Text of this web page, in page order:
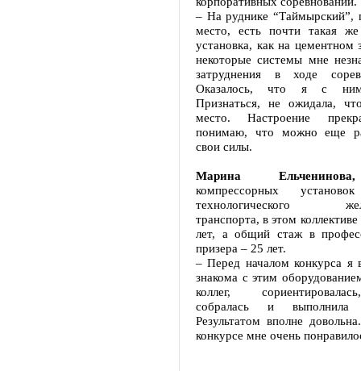
– На руднике “Таймырский”,
место, есть почти такая же
установка, как на цементном
некоторые системы мне
затруднения в ходе
Оказалось, что я с
Признаться, не ожидала,
место. Настроение
понимаю, что можно еще
свои силы.
Марина Ельченинова,
компрессорных
технологического
транспорта, в этом
лет, а общий стаж в
призера – 25 лет.
– Перед началом конкурса я
знакома с этим
коллег,
собралась и выполнила
Результатом вполне
конкурсе мне очень